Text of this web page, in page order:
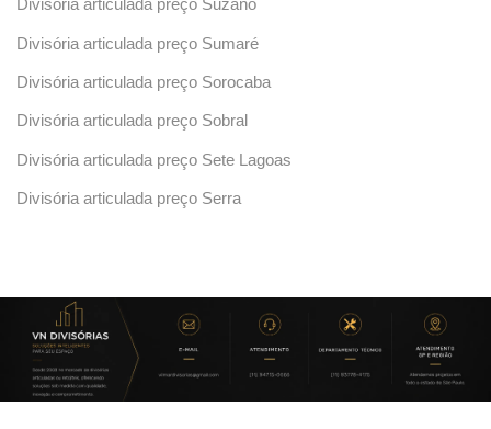
Divisória articulada preço Suzano
Divisória articulada preço Sumaré
Divisória articulada preço Sorocaba
Divisória articulada preço Sobral
Divisória articulada preço Sete Lagoas
Divisória articulada preço Serra